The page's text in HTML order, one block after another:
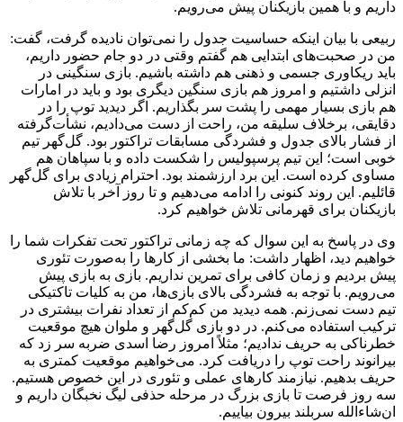
داریم و با همین بازیکنان پیش می‌رویم.
ربیعی با بیان اینکه حساسیت جدول را نمی‌توان نادیده گرفت، گفت:
من در صحبت‌های ابتدایی هم گفتم وقتی در دو جام حضور داریم،
باید ریکاوری جسمی و ذهنی هم داشته باشیم. بازی سنگینی در
انزلی داشتیم و امروز هم بازی سنگین دیگری بود و باید در امارات
هم بازی بسیار مهمی را پشت سر بگذاریم. اگر دیدید توپ را در
دقایقی، برخلاف سلیقه من، راحت از دست می‌دادیم، نشأت‌گرفته
از فشار بالای جدول و فشردگی مسابقات تراکتور بود. گل‌گهر تیم
خوبی است؛ این تیم پرسپولیس را شکست داده و با سپاهان هم
مساوی کرده است. این برد ارزشمند بود. احترام زیادی برای گل‌گهر
قائلیم. این روند کنونی را ادامه می‌دهیم و تا روز آخر با تلاش
بازیکنان برای قهرمانی تلاش خواهیم کرد.
وی در پاسخ به این سوال که چه زمانی تراکتور تحت تفکرات شما را
خواهیم دید، اظهار داشت: ما بخشی از کارها را به‌صورت تئوری
پیش بردیم و زمان کافی برای تمرین نداریم. بازی به بازی پیش
می‌رویم. با توجه به فشردگی بالای بازی‌ها، من به کلیات تاکتیکی
تیم دست نمی‌زنم. همه دیدید من کم‌کم از تعداد نفرات بیشتری در
ترکیب استفاده می‌کنم. در دو بازی گل‌گهر و ملوان هیچ موقعیت
خطرناکی به حریف ندادیم؛ مثلاً امروز رضا اسدی ضربه سر زد که
بیرانوند راحت توپ را دریافت کرد. می‌خواهیم موقعیت کمتری به
حریف بدهیم. نیازمند کارهای عملی و تئوری در این خصوص هستیم.
سه روز فرصت تا بازی بزرگ در مرحله حذفی لیگ نخبگان داریم و
ان‌شاءالله سربلند بیرون بیاییم.